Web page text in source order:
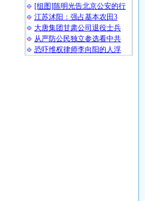
[组图]陈明光告北京公安的行
江苏沭阳：强占基本农田3
大唐集团甘肃公司退役士兵
从严防公民独立参选看中共
恐吓维权律师李向阳的人浮